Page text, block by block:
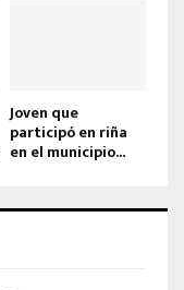
Joven que
participó en riña
en el municipio...